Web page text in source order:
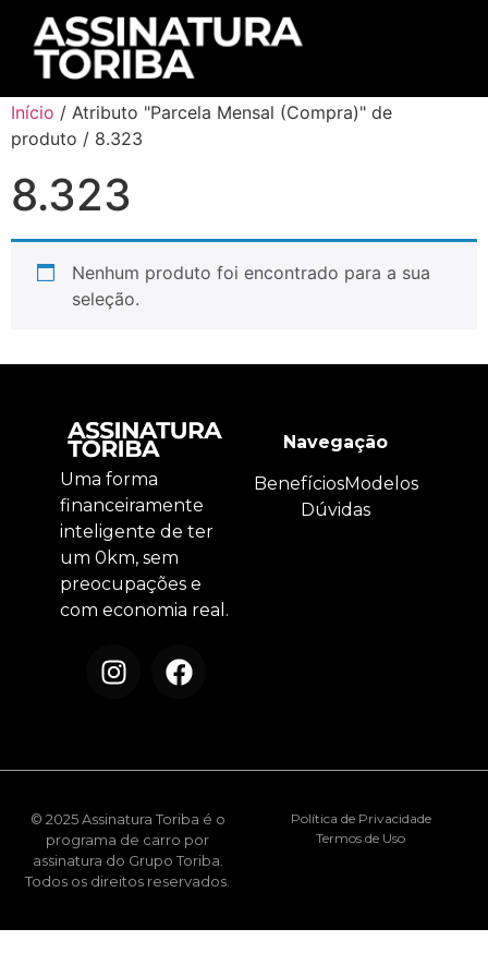
Início / Atributo "Parcela Mensal (Compra)" de
produto / 8.323
8.323
Nenhum produto foi encontrado para a sua
seleção.
Uma forma
financeiramente
inteligente de ter
um 0km, sem
preocupações e
com economia real.
Navegação
BenefíciosModelos
Dúvidas
© 2025 Assinatura Toriba é o
programa de carro por
assinatura do Grupo Toriba.
Todos os direitos reservados.
Política de Privacidade
Termos de Uso